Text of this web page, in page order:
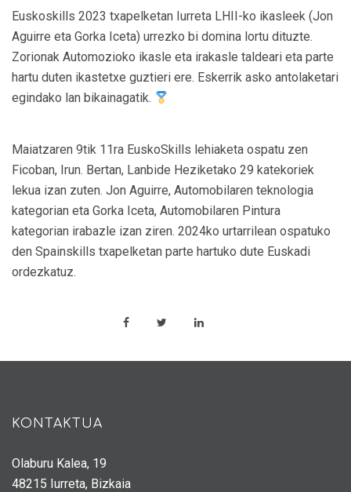
Euskoskills 2023 txapelketan Iurreta LHII-ko ikasleek (Jon
Aguirre eta Gorka Iceta) urrezko bi domina lortu dituzte.
Zorionak Automozioko ikasle eta irakasle taldeari eta parte
hartu duten ikastetxe guztieri ere. Eskerrik asko antolaketari
egindako lan bikainagatik.
Maiatzaren 9tik 11ra EuskoSkills lehiaketa ospatu zen
Ficoban, Irun. Bertan, Lanbide Heziketako 29 katekoriek
lekua izan zuten. Jon Aguirre, Automobilaren teknologia
kategorian eta Gorka Iceta, Automobilaren Pintura
kategorian irabazle izan ziren. 2024ko urtarrilean ospatuko
den Spainskills txapelketan parte hartuko dute Euskadi
ordezkatuz.
KONTAKTUA
Olaburu Kalea, 19
48215 Iurreta, Bizkaia